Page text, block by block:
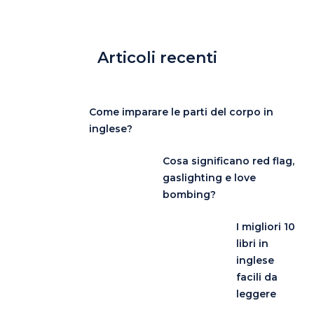
Articoli recenti
Come imparare le parti del corpo in
inglese?
Cosa significano red flag,
gaslighting e love
bombing?
I migliori 10
libri in
inglese
facili da
leggere